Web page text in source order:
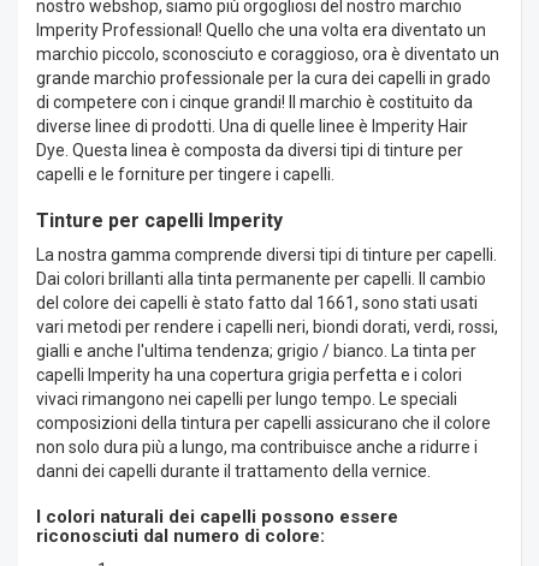
nostro webshop, siamo più orgogliosi del nostro marchio
Imperity Professional! Quello che una volta era diventato un
marchio piccolo, sconosciuto e coraggioso, ora è diventato un
grande marchio professionale per la cura dei capelli in grado
di competere con i cinque grandi! Il marchio è costituito da
diverse linee di prodotti. Una di quelle linee è Imperity Hair
Dye. Questa linea è composta da diversi tipi di tinture per
capelli e le forniture per tingere i capelli.
Tinture per capelli Imperity
La nostra gamma comprende diversi tipi di tinture per capelli.
Dai colori brillanti alla tinta permanente per capelli. Il cambio
del colore dei capelli è stato fatto dal 1661, sono stati usati
vari metodi per rendere i capelli neri, biondi dorati, verdi, rossi,
gialli e anche l'ultima tendenza; grigio / bianco. La tinta per
capelli Imperity ha una copertura grigia perfetta e i colori
vivaci rimangono nei capelli per lungo tempo. Le speciali
composizioni della tintura per capelli assicurano che il colore
non solo dura più a lungo, ma contribuisce anche a ridurre i
danni dei capelli durante il trattamento della vernice.
I colori naturali dei capelli possono essere
riconosciuti dal numero di colore: